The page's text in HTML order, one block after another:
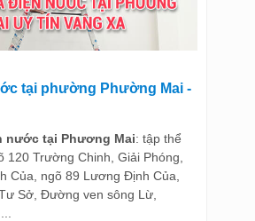
tại phường Phường Mai -
nước tại Phương Mai: tập thể
120 Trường Chinh, Giải Phóng,
Của, ngõ 89 Lương Định Của,
Sở, Đường ven sông Lừ,